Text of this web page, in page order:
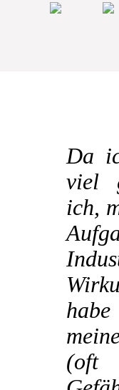
Da
viel
ich,
(oft